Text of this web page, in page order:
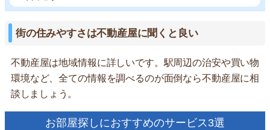
街の住みやすさは不動産屋に聞くと良い
不動産屋は地域情報に詳しいです。駅周辺の治安や買い物
環境など、全ての情報を調べるのが面倒なら不動産屋に相
談しましょう。
お部屋探しにおすすめのサービス3選